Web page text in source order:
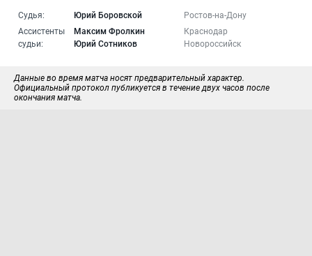
Судья: Юрий Боровской
Ростов-на-Дону
Ассистенты
судьи:
Максим Фролкин
Краснодар
Юрий Сотников
Новороссийск
Данные во время матча носят предварительный характер.
Официальный протокол публикуется в течение двух часов после
окончания матча.